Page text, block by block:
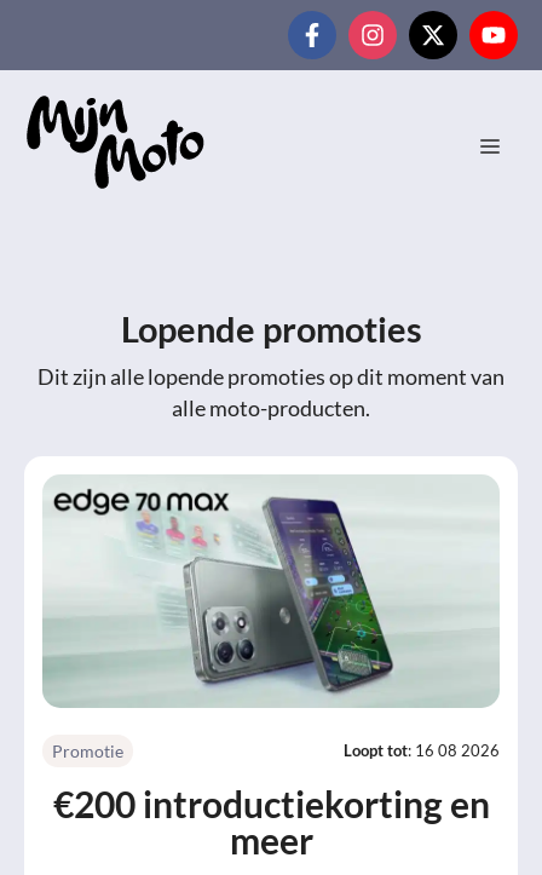
de
inhoud
Lopende promoties
Dit zijn alle lopende promoties op dit moment van
alle moto-producten.
Promotie Loopt tot: 16 08 2026
€200 introductiekorting en
meer